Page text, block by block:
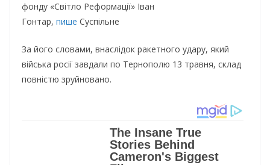
фонду «Світло Реформації» Іван
Гонтар, пише Суспільне
За його словами, внаслідок ракетного удару, який
війська росії завдали по Тернополю 13 травня, склад
повністю зруйновано.